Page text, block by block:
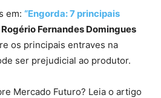
em: “Engorda: 7 principais
Rogério Fernandes Domingues
os principais entraves na
ser prejudicial ao produtor.
Mercado Futuro? Leia o artigo